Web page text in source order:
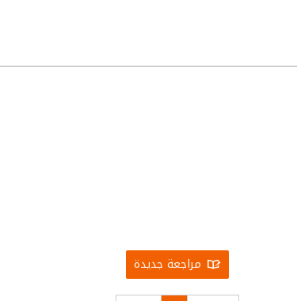
مراجعة جديدة